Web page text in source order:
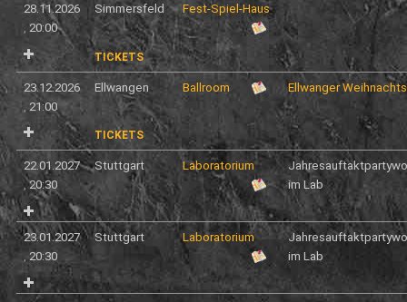
28.11.2026
, 20:00
Simmersfeld Fest-Spiel-Haus
TICKETS
23.12.2026
, 21:00
Ellwangen Ballroom Ellwanger
TICKETS
22.01.2027
,20:30
Stuttgart Laboratorium
im Lab
23.01.2027
, 20:30
Stuttgart Laboratorium
im Lab